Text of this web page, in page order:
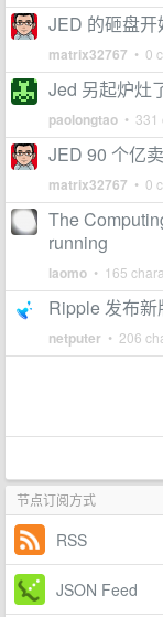
JED 的砸盘开
matrix32767 • 0
Jed 另起炉灶
paolongtao • 331
JED 90 个亿
matrix32767 • 0
The
running
laomo • 165
Ripple 发布新
netputer • 206
节点订阅方式
RSS
JSON Feed